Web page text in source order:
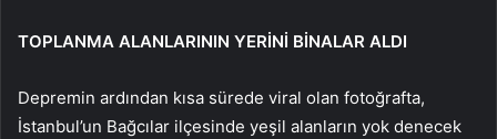
TOPLANMA ALANLARININ YERİNİ BİNALAR ALDI
Depremin ardından kısa sürede viral olan fotoğrafta,
İstanbul’un Bağcılar ilçesinde yeşil alanların yok denecek